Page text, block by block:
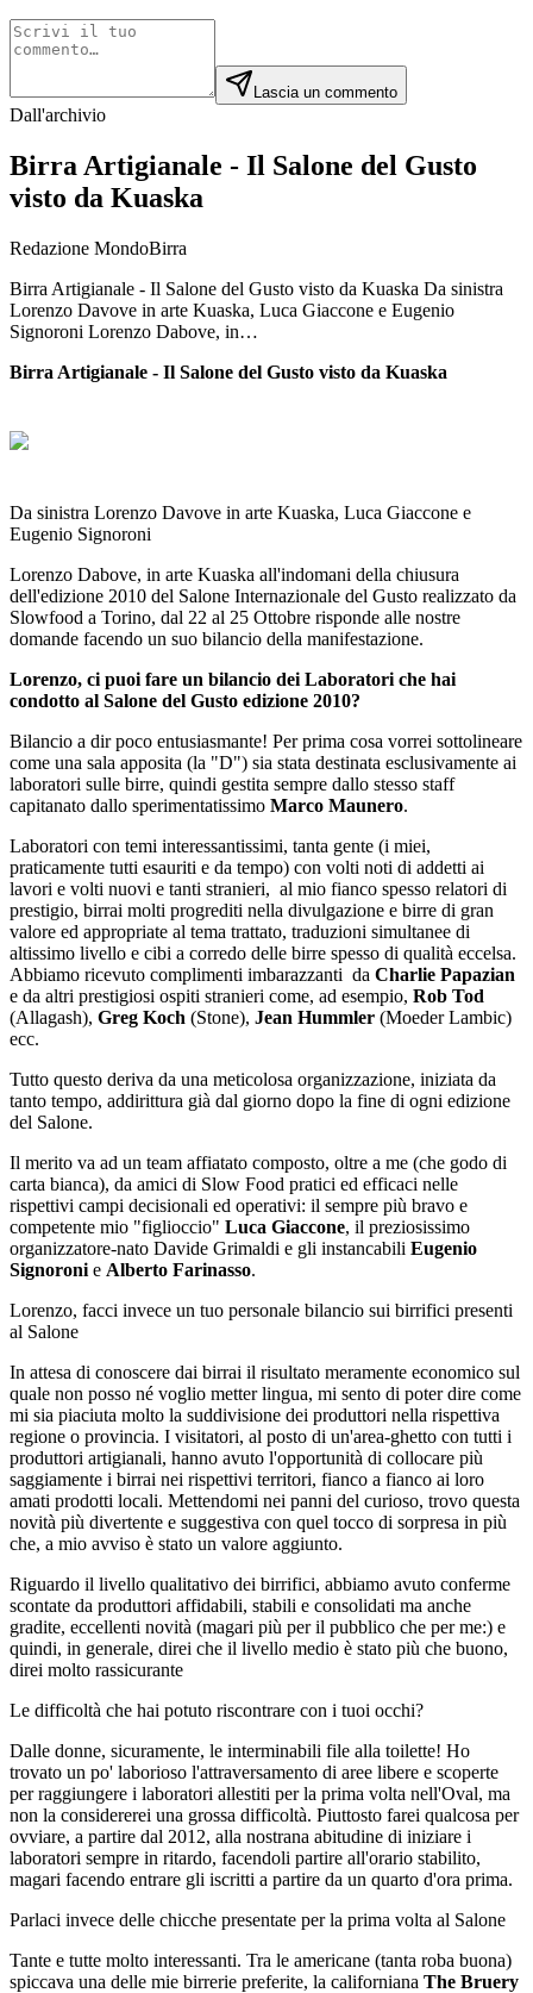
Lascia un commento
Dall'archivio
Birra Artigianale - Il Salone del Gusto
visto da Kuaska
Redazione MondoBirra
Birra Artigianale - Il Salone del Gusto visto da Kuaska Da sinistra
Lorenzo Davove in arte Kuaska, Luca Giaccone e Eugenio
Signoroni Lorenzo Dabove, in…
Birra Artigianale - Il Salone del Gusto visto da Kuaska
Da sinistra Lorenzo Davove in arte Kuaska, Luca Giaccone e
Eugenio Signoroni
Lorenzo Dabove, in arte Kuaska all'indomani della chiusura
dell'edizione 2010 del Salone Internazionale del Gusto realizzato da
Slowfood a Torino, dal 22 al 25 Ottobre risponde alle nostre
domande facendo un suo bilancio della manifestazione.
Lorenzo, ci puoi fare un bilancio dei Laboratori che hai
condotto al Salone del Gusto edizione 2010?
Bilancio a dir poco entusiasmante! Per prima cosa vorrei sottolineare
come una sala apposita (la "D") sia stata destinata esclusivamente ai
laboratori sulle birre, quindi gestita sempre dallo stesso staff
capitanato dallo sperimentatissimo Marco Maunero.
Laboratori con temi interessantissimi, tanta gente (i miei,
praticamente tutti esauriti e da tempo) con volti noti di addetti ai
lavori e volti nuovi e tanti stranieri, al mio fianco spesso relatori di
prestigio, birrai molti progrediti nella divulgazione e birre di gran
valore ed appropriate al tema trattato, traduzioni simultanee di
altissimo livello e cibi a corredo delle birre spesso di qualità eccelsa.
Abbiamo ricevuto complimenti imbarazzanti da Charlie Papazian
e da altri prestigiosi ospiti stranieri come, ad esempio, Rob Tod
(Allagash), Greg Koch (Stone), Jean Hummler (Moeder Lambic)
ecc.
Tutto questo deriva da una meticolosa organizzazione, iniziata da
tanto tempo, addirittura già dal giorno dopo la fine di ogni edizione
del Salone.
Il merito va ad un team affiatato composto, oltre a me (che godo di
carta bianca), da amici di Slow Food pratici ed efficaci nelle
rispettivi campi decisionali ed operativi: il sempre più bravo e
competente mio "figlioccio" Luca Giaccone, il preziosissimo
organizzatore-nato Davide Grimaldi e gli instancabili Eugenio
Signoroni e Alberto Farinasso.
Lorenzo, facci invece un tuo personale bilancio sui birrifici presenti
al Salone
In attesa di conoscere dai birrai il risultato meramente economico sul
quale non posso né voglio metter lingua, mi sento di poter dire come
mi sia piaciuta molto la suddivisione dei produttori nella rispettiva
regione o provincia. I visitatori, al posto di un'area-ghetto con tutti i
produttori artigianali, hanno avuto l'opportunità di collocare più
saggiamente i birrai nei rispettivi territori, fianco a fianco ai loro
amati prodotti locali. Mettendomi nei panni del curioso, trovo questa
novità più divertente e suggestiva con quel tocco di sorpresa in più
che, a mio avviso è stato un valore aggiunto.
Riguardo il livello qualitativo dei birrifici, abbiamo avuto conferme
scontate da produttori affidabili, stabili e consolidati ma anche
gradite, eccellenti novità (magari più per il pubblico che per me:) e
quindi, in generale, direi che il livello medio è stato più che buono,
direi molto rassicurante
Le difficoltà che hai potuto riscontrare con i tuoi occhi?
Dalle donne, sicuramente, le interminabili file alla toilette! Ho
trovato un po' laborioso l'attraversamento di aree libere e scoperte
per raggiungere i laboratori allestiti per la prima volta nell'Oval, ma
non la considererei una grossa difficoltà. Piuttosto farei qualcosa per
ovviare, a partire dal 2012, alla nostrana abitudine di iniziare i
laboratori sempre in ritardo, facendoli partire all'orario stabilito,
magari facendo entrare gli iscritti a partire da un quarto d'ora prima.
Parlaci invece delle chicche presentate per la prima volta al Salone
Tante e tutte molto interessanti. Tra le americane (tanta roba buona)
spiccava una delle mie birrerie preferite, la californiana The Bruery